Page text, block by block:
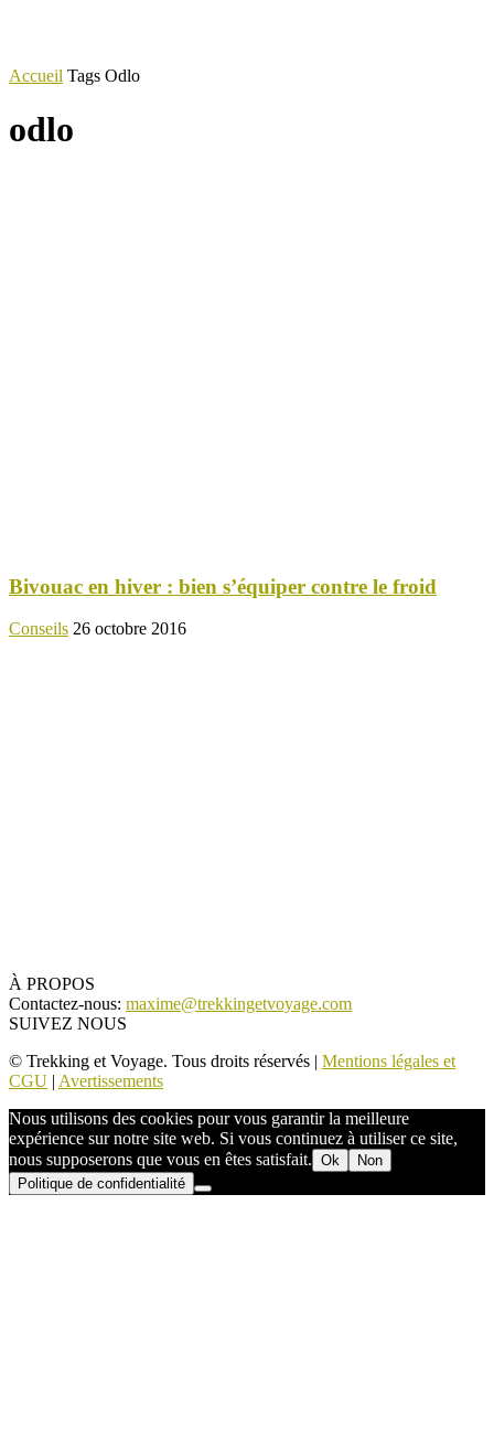
Accueil Tags Odlo
odlo
Bivouac en hiver : bien s’équiper contre le froid
Conseils 26 octobre 2016
À PROPOS
Contactez-nous: maxime@trekkingetvoyage.com
SUIVEZ NOUS
© Trekking et Voyage. Tous droits réservés | Mentions légales et
CGU | Avertissements
Nous utilisons des cookies pour vous garantir la meilleure
expérience sur notre site web. Si vous continuez à utiliser ce site,
nous supposerons que vous en êtes satisfait. Ok
Non
Politique de confidentialité